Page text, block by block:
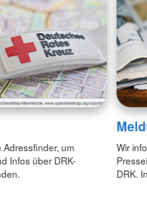
um
Infos über DRK-
Wir
DRK.